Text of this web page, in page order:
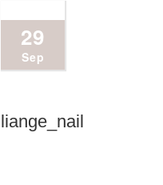
29
Sep
liange_nail